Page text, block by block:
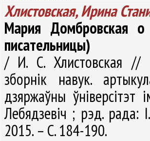
Хлистовская, Ирина
Мария Домбровская о
писательницы)
/ И. С. Хлистовская //
зборнік навук.
дзяржаўны
Лебядзевіч ; рэд.
2015. – С. 184-190.